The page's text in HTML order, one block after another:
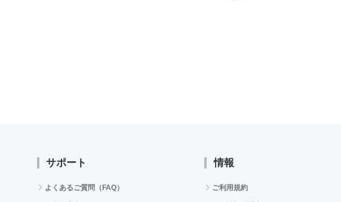
サポート
よくあるご質問（FAQ）
情報
ご利用規約